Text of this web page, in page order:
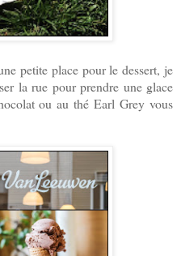
petite place pour le dessert, je
la rue pour prendre une glace
ou au thé Earl Greyvous